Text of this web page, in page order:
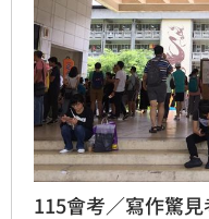
115會考／寫作驚見